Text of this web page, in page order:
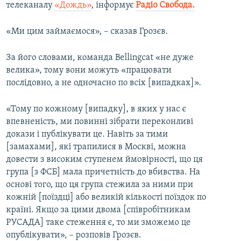
телеканалу «Дождь», інформує Радіо Свобода.
«Ми цим займаємося», – сказав Грозєв.
За його словами, команда Bellingcat «не дуже
велика», тому вони можуть «працювати
послідовно, а не одночасно по всіх [випадках]».
«Тому по кожному [випадку], в яких у нас є
впевненість, ми повинні зібрати переконливі
докази і публікувати це. Навіть за тими
[замахами], які трапилися в Москві, можна
довести з високим ступенем ймовірності, що ця
група [з ФСБ] мала причетність до вбивства. На
основі того, що ця група стежила за ними при
кожній [поїздці] або великій кількості поїздок по
країні. Якщо за цими двома [співробітникам
РУСАДА] таке стеження є, то ми зможемо це
опублікувати», – розповів Грозєв.